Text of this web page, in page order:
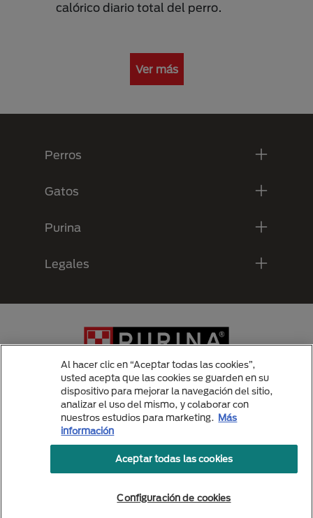
calórico diario total del perro.
Ver más
Perros
Gatos
Purina
Legales
Menu Footer Secundario Purina
All Nestlé Purina trademarks owned by Société des Produits Nestlé S.A.,
Vevey, Switzerland or are used with permission.
Politicas de privacidad
Al hacer clic en “Aceptar todas las cookies”,
usted acepta que las cookies se guarden en su
dispositivo para mejorar la navegación del sitio,
analizar el uso del mismo, y colaborar con
nuestros estudios para marketing. Más
información
Configuración de cookies
Aceptar todas las cookies